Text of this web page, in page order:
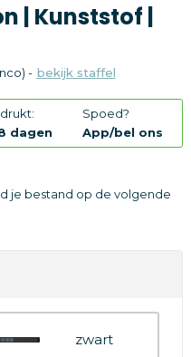
| Kunststof |
- bekijk staffel
dagen
Spoed?
App/bel ons
je bestand op de volgende
zwart